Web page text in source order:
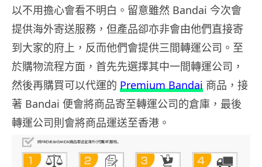
以不用擔心會看不明白。留意雖然 Bandai 今次會
提供海外寄送服務，但產品卻亦非會由他們直接寄
到大家的府上，反而他們會提供三間轉運公司。至
於購物流程方面，首先先選擇其中一間轉運公司，
然後再購買可以代運的 Premium Bandai 商品，接
著 Bandai 便會將商品寄至轉運公司的倉庫，最後
轉運公司則會將商品運送至香港。